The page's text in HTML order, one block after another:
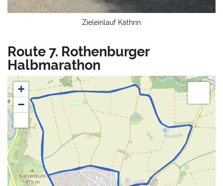
Zieleinlauf Kathrin
Route 7. Rothenburger
Halbmarathon
+
−